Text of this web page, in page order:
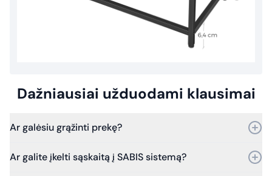
Dažniausiai užduodami klausimai
Ar galėsiu grąžinti prekę?
Bet jei praeis daugiau laiko – vis tiek kreipkitės, ir mes
Ar galite įkelti sąskaitą į SABIS sistemą?